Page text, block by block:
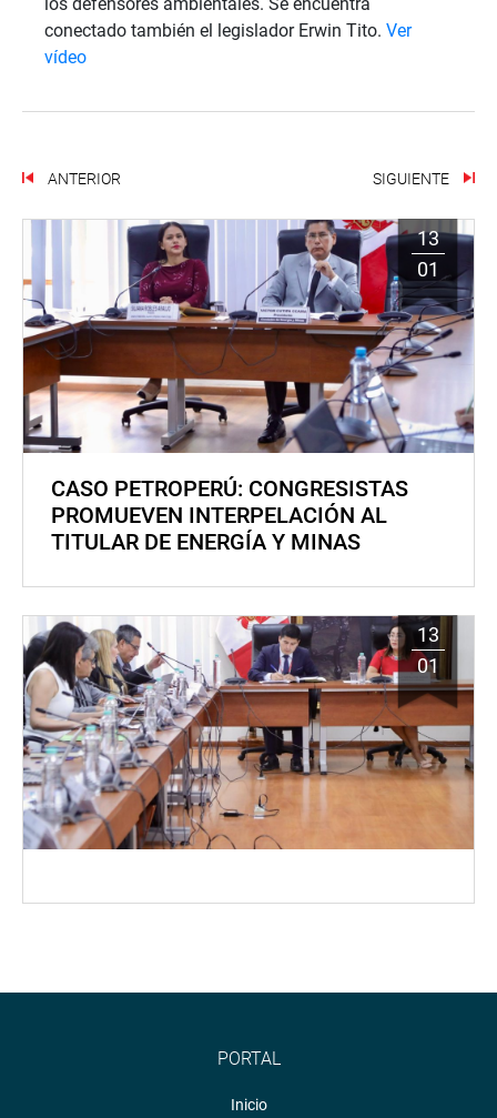
conectado también el legislador Erwin Tito. Ver
vídeo
ANTERIOR SIGUIENTE
13
01
CASO PETROPERÚ: CONGRESISTAS
PROMUEVEN INTERPELACIÓN AL
TITULAR DE ENERGÍA Y MINAS
13
01
PORTAL
Inicio